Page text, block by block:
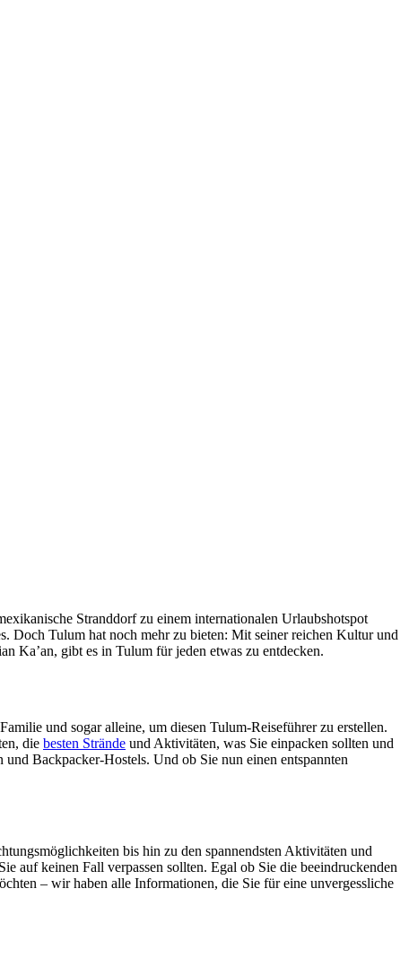
Stranddorf zu einem internationalen Urlaubshotspot
Doch Tulum hat noch mehr zu bieten: Mit seiner reichen Kultur und
Ka’an, gibt es in Tulum für jeden etwas zu entdecken.
und sogar alleine, um diesen Tulum-Reiseführer zu erstellen.
die besten Strände und Aktivitäten, was Sie einpacken sollten und
Backpacker-Hostels. Und ob Sie nun einen entspannten
bis hin zu den spannendsten Aktivitäten und
auf keinen Fall verpassen sollten. Egal ob Sie die beeindruckenden
– wir haben alle Informationen, die Sie für eine unvergessliche